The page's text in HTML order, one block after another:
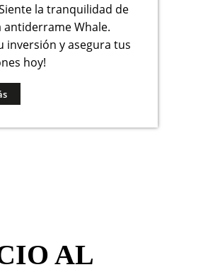
la tranquilidad de
antiderrame Whale.
inversión y asegura tus
hoy!
AL